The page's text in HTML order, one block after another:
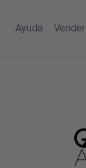
Ayuda Vender